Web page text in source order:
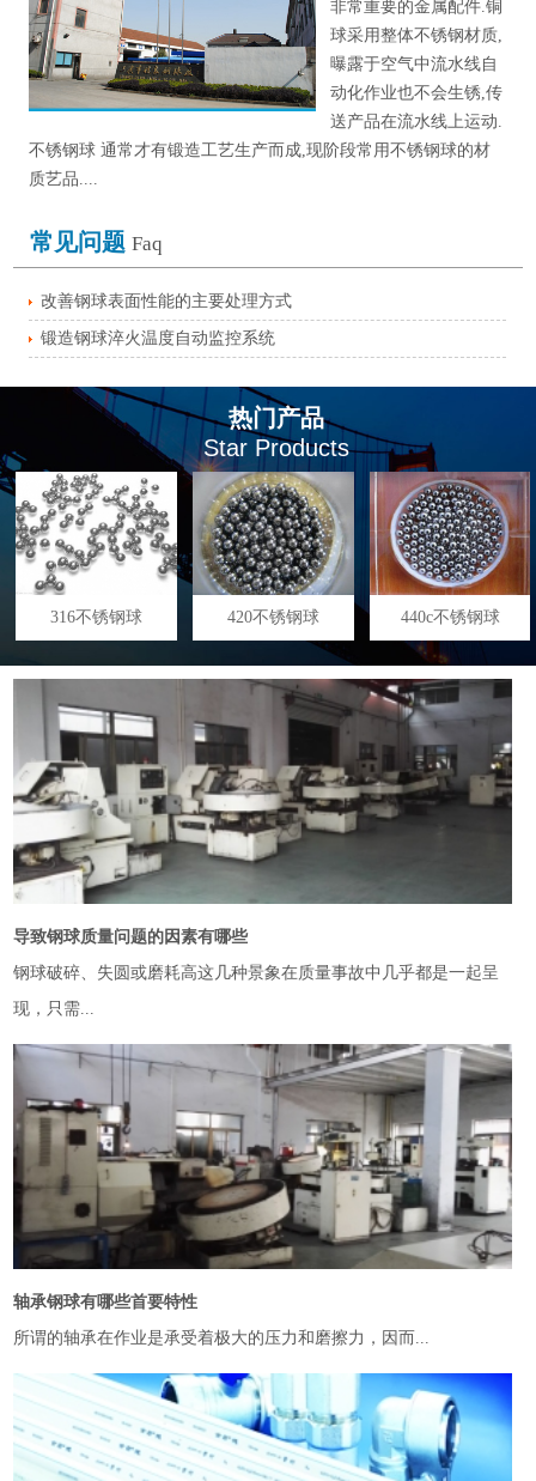
非常重要的金属配件.铜
球采用整体不锈钢材质,
曝露于空气中流水线自
动化作业也不会生锈,传
送产品在流水线上运动.
不锈钢球 通常才有锻造工艺生产而成,现阶段常用不锈钢球的材
质艺品....
常见问题 Faq
改善钢球表面性能的主要处理方式
锻造钢球淬火温度自动监控系统
热门产品
Star Products
316不锈钢球 420不锈钢球 440c不锈钢球
导致钢球质量问题的因素有哪些
钢球破碎、失圆或磨耗高这几种景象在质量事故中几乎都是一起呈
现，只需...
轴承钢球有哪些首要特性
所谓的轴承在作业是承受着极大的压力和磨擦力，因而...